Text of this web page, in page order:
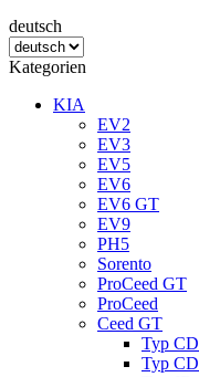
deutsch
Kategorien
KIA
EV2
EV3
EV5
EV6
EV6 GT
EV9
PH5
Sorento
ProCeed GT
ProCeed
Ceed GT
Typ
Typ